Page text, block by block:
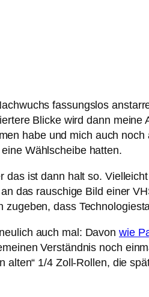
fassungslos
Blicke wird dann
habe und mich auch
Wählscheibe hatten.
ist dann halt so.
das rauschige Bild einer
dass
auch mal: Davon wie
Verständnis noch
alten“ 1/4 Zoll-Rollen, die